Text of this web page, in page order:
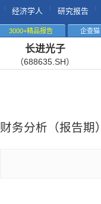
经济学人 研究报告
3000+精品报告 企查猫
长进光子
（688635.SH）
财务分析（报告期）